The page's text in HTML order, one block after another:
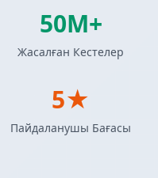
50M+
Жасалған Кестелер
5★
Пайдаланушы Бағасы